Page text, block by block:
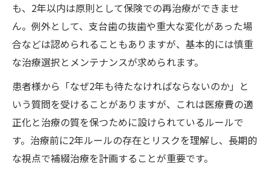
も、2年以内は原則として保険での再治療ができませ
ん。例外として、支台歯の抜歯や重大な変化があった場
合などは認められることもありますが、基本的には慎重
な治療選択とメンテナンスが求められます。
患者様から「なぜ2年も待たなければならないのか」と
いう質問を受けることがありますが、これは医療費の適
正化と治療の質を保つために設けられているルールで
す。治療前に2年ルールの存在とリスクを理解し、長期的
な視点で補綴治療を計画することが重要です。